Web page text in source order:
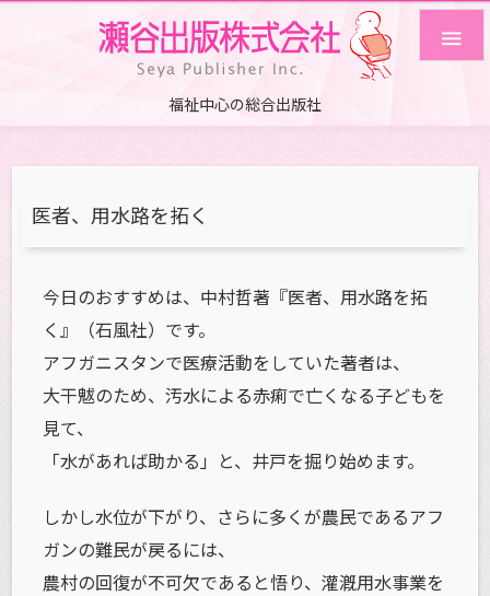
福祉中心の総合出版社

医者、用水路を拓く
今日のおすすめは、中村哲著『医者、用水路を拓
く』（石風社）です。
アフガニスタンで医療活動をしていた著者は、
大干魃のため、汚水による赤痢で亡くなる子どもを
見て、
「水があれば助かる」と、井戸を掘り始めます。
しかし水位が下がり、さらに多くが農民であるアフ
ガンの難民が戻るには、
農村の回復が不可欠であると悟り、灌漑用水事業を